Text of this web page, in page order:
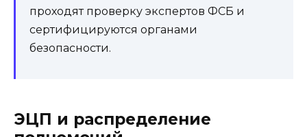
проходят проверку экспертов ФСБ и
сертифицируются органами
безопасности.
ЭЦП и распределение